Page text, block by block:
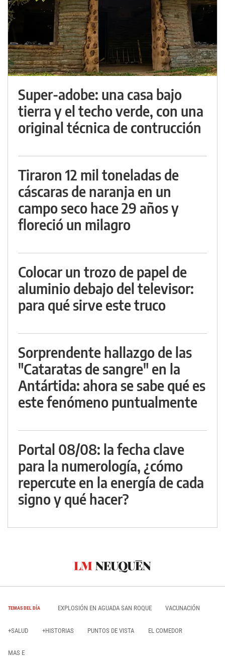
Super-adobe: una casa bajo
tierra y el techo verde, con una
original técnica de contrucción
Tiraron 12 mil toneladas de
cáscaras de naranja en un
campo seco hace 29 años y
floreció un milagro
Colocar un trozo de papel de
aluminio debajo del televisor:
para qué sirve este truco
Sorprendente hallazgo de las
"Cataratas de sangre" en la
Antártida: ahora se sabe qué es
este fenómeno puntualmente
Portal 08/08: la fecha clave
para la numerología, ¿cómo
repercute en la energía de cada
signo y qué hacer?
TEMAS DEL DÍA EXPLOSIÓN EN AGUADA SAN ROQUE VACUNACIÓN
+SALUD +HISTORIAS PUNTOS DE VISTA EL COMEDOR
MAS E